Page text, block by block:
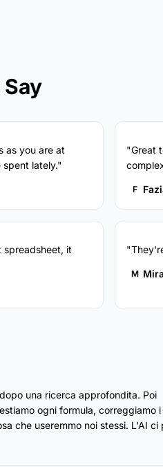
as you are at
lately."
"Great
F
spreadsheet, it
M
una ricerca approfondita. Poi
ogni formula, correggiamo i
che useremmo noi stessi. L'AI ci